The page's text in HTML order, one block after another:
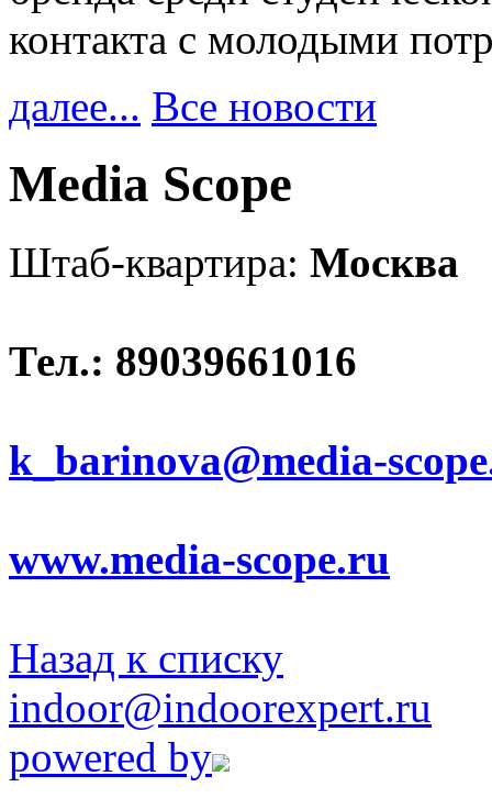
контакта с молодыми
далее... Все новости
Media Scope
Штаб-квартира: Москва
Тел.: 89039661016
k_barinova@media-
www.media-scope.ru
Назад к списку
indoor@indoorexpert.ru
powered by